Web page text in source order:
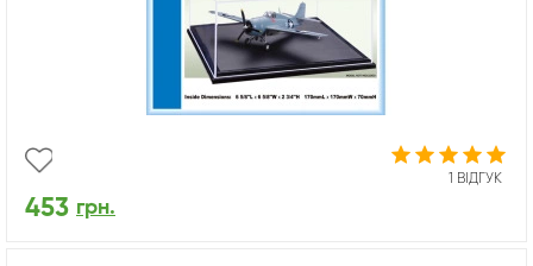
1 ВІДГУК
453 грн.